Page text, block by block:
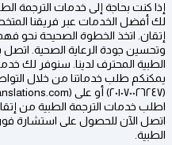
إذا كنت بحاجة إلى خدمات الترجمة
لك أفضل الخدمات عبر فريقنا
إتقان. اتخذ الخطوة الصحيحة نحو
وتحسين جودة الرعاية الصحية. اتصل
الطبية المحترف لدينا. سنوفر لك
يمكنكم طلب خدماتنا من خلال
(٢٠١٠٧٠٠٢٦٢٤٧) أو على (info@itqantranslations.com).
اطلب خدمات الترجمة الطبية من
اتصل الآن للحصول على استشارة
الطبية.